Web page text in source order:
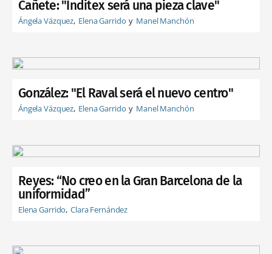
Cañete: "Inditex será una pieza clave"
Ángela Vázquez Elena Garrido Manel Manchón
González: "El Raval será el nuevo centro"
Ángela Vázquez Elena Garrido Manel Manchón
Reyes: “No creo en la Gran Barcelona de la
uniformidad”
Elena Garrido Clara Fernández